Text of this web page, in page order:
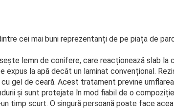
cei mai buni reprezentanți de pe piața de
lemn de conifere, care reacționează slab
expus la apă decât un laminat convențional.
gel de ceară. Acest tratament previne
și sunt protejate în mod fiabil de o
timp scurt. O singură persoană poate face